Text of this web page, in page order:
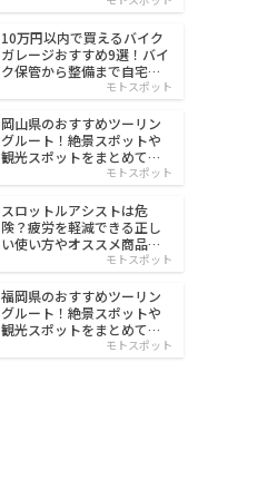
10万円以内で買えるバイク
ガレージおすすめ9選！バイ
ク保管から整備まで自宅で
モトスポット
岡山県のおすすめツーリン
グルート！絶景スポットや
観光スポットをまとめて紹
モトスポット
スロットルアシストは危
険？疲労を軽減できる正し
い使い方やオススメ商品を
モトスポット
福岡県のおすすめツーリン
グルート！絶景スポットや
観光スポットをまとめて紹
モトスポット